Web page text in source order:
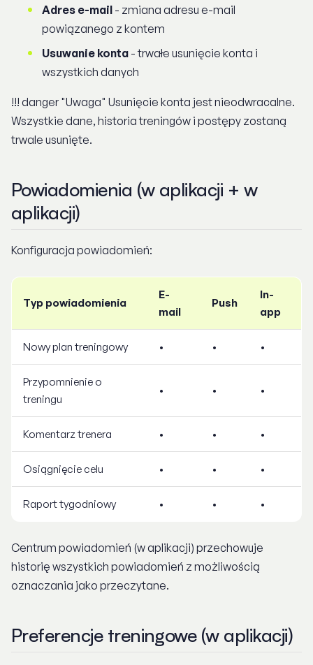
Adres e-mail - zmiana adresu e-mail
powiązanego z kontem
Usuwanie konta - trwałe usunięcie konta i
wszystkich danych
!!! danger "Uwaga" Usunięcie konta jest nieodwracalne.
Wszystkie dane, historia treningów i postępy zostaną
trwale usunięte.
Powiadomienia (w aplikacji + w
aplikacji)
Konfiguracja powiadomień:
Typ powiadomienia
E-
mail
Push
In-
app
Nowy plan treningowy • • •
Przypomnienie o
treningu
• • •
Komentarz trenera • • •
Osiągnięcie celu • • •
Raport tygodniowy • • •
Centrum powiadomień (w aplikacji) przechowuje
historię wszystkich powiadomień z możliwością
oznaczania jako przeczytane.
Preferencje treningowe (w aplikacji)